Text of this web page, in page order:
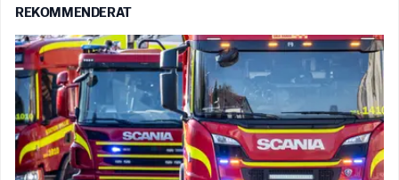
REKOMMENDERAT